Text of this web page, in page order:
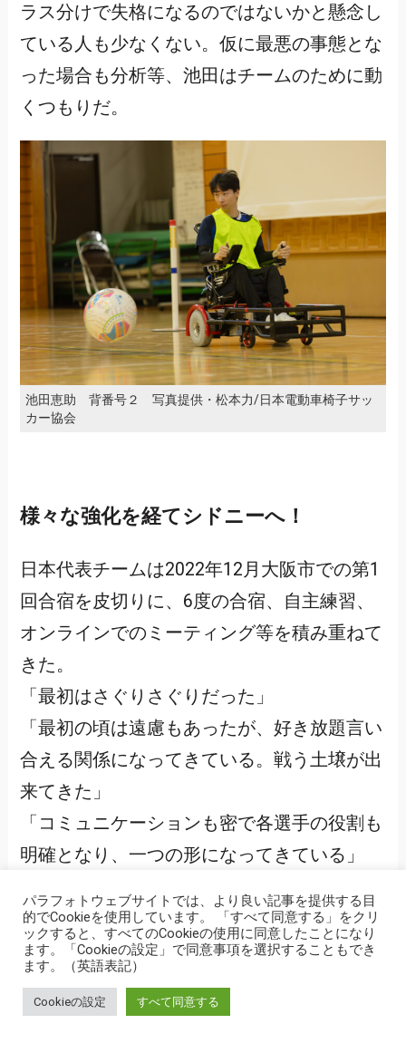
ラス分けで失格になるのではないかと懸念し
ている人も少なくない。仮に最悪の事態とな
った場合も分析等、池田はチームのために動
くつもりだ。
池田恵助 背番号２ 写真提供・松本力/日本電動車椅子サッ
カー協会
様々な強化を経てシドニーへ！
日本代表チームは2022年12月大阪市での第1
回合宿を皮切りに、6度の合宿、自主練習、
オンラインでのミーティング等を積み重ねて
きた。
「最初はさぐりさぐりだった」
「最初の頃は遠慮もあったが、好き放題言い
合える関係になってきている。戦う土壌が出
来てきた」
「コミュニケーションも密で各選手の役割も
明確となり、一つの形になってきている」
前回大会では最終メンバーが発表されてから
大会までの３か月間に一度しか合宿が行え
大会では１年前の発表ということもあり、チ
パラフォトウェブサイトでは、より良い記事を提供する目
的でCookieを使用しています。 「すべて同意する」をクリ
ックすると、すべてのCookieの使用に同意したことになり
ます。「Cookieの設定」で同意事項を選択することもでき
ます。（英語表記）
Cookieの設定 すべて同意する